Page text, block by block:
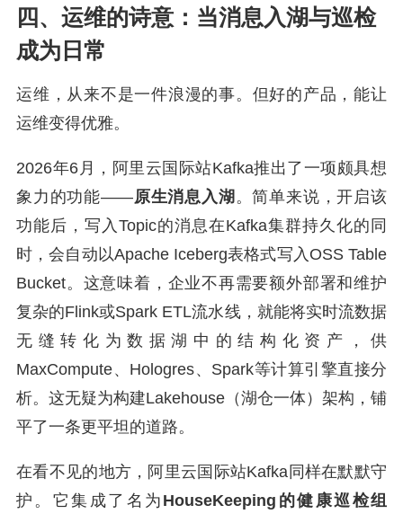
四、运维的诗意：当消息入湖与巡检
成为日常
运维，从来不是一件浪漫的事。但好的产品，能让
运维变得优雅。
2026年6月，阿里云国际站Kafka推出了一项颇具想
象力的功能——原生消息入湖 。简单来说，开启该
功能后，写入Topic的消息在Kafka集群持久化的同
时，会自动以Apache Iceberg表格式写入OSS Table
Bucket。这意味着，企业不再需要额外部署和维护
复杂的Flink或Spark ETL流水线，就能将实时流数据
无缝转化为数据湖中的结构化资产，供
MaxCompute、Hologres、Spark等计算引擎直接分
析。这无疑为构建Lakehouse（湖仓一体）架构，铺
平了一条更平坦的道路。
在看不见的地方，阿里云国际站Kafka同样在默默守
护。它集成了名为 HouseKeeping的健康巡检组